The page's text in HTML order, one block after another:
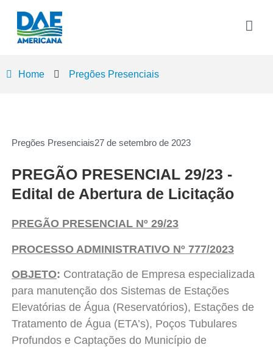
Home Pregões Presenciais
Pregões Presenciais27 de setembro de 2023
PREGÃO PRESENCIAL 29/23 -
Edital de Abertura de Licitação
PREGÃO PRESENCIAL Nº 29/23
PROCESSO ADMINISTRATIVO Nº 777/2023
OBJETO: Contratação de Empresa especializada
para manutenção dos Sistemas de Estações
Elevatórias de Água (Reservatórios), Estações de
Tratamento de Água (ETA’s), Poços Tubulares
Profundos e Captações do Município de